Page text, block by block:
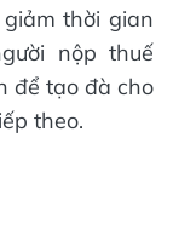
thời gian
nộp thuế
để tạo đà cho
theo.